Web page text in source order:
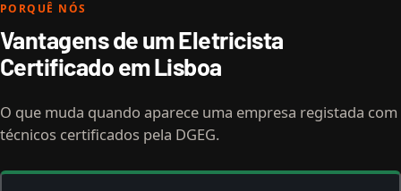
PORQUÊ NÓS
Vantagens de um Eletricista
Certificado em Lisboa
O que muda quando aparece uma empresa registada com
técnicos certificados pela DGEG.